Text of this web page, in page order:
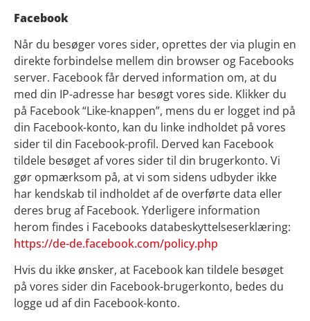
Facebook
Når du besøger vores sider, oprettes der via plugin en
direkte forbindelse mellem din browser og Facebooks
server. Facebook får derved information om, at du
med din IP-adresse har besøgt vores side. Klikker du
på Facebook “Like-knappen”, mens du er logget ind på
din Facebook-konto, kan du linke indholdet på vores
sider til din Facebook-profil. Derved kan Facebook
tildele besøget af vores sider til din brugerkonto. Vi
gør opmærksom på, at vi som sidens udbyder ikke
har kendskab til indholdet af de overførte data eller
deres brug af Facebook. Yderligere information
herom findes i Facebooks databeskyttelseserklæring:
https://de-de.facebook.com/policy.php
Hvis du ikke ønsker, at Facebook kan tildele besøget
på vores sider din Facebook-brugerkonto, bedes du
logge ud af din Facebook-konto.